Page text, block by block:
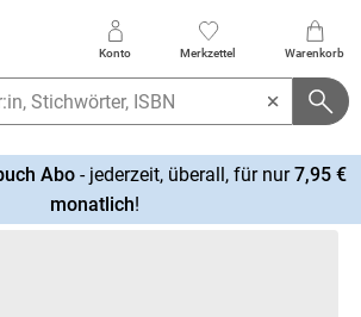
Konto Merkzettel Warenkorb
Abo- jederzeit, überall, für nur7,95 €
monatlich!